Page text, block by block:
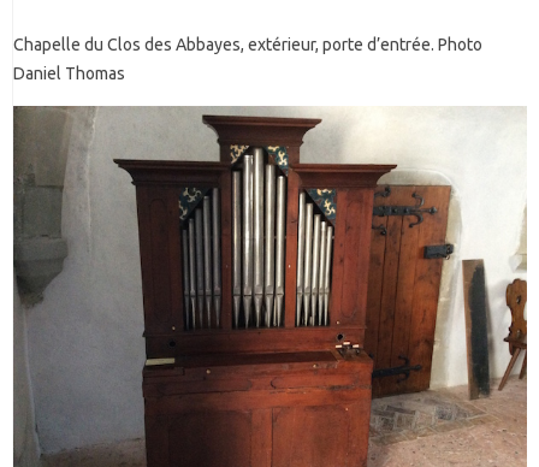
Chapelle du Clos des Abbayes, extérieur, porte d’entrée. Photo
Daniel Thomas